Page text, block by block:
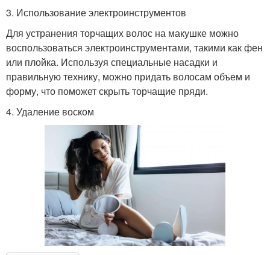
3. Использование электроинструментов
Для устранения торчащих волос на макушке можно
воспользоваться электроинструментами, такими как фен
или плойка. Используя специальные насадки и
правильную технику, можно придать волосам объем и
форму, что поможет скрыть торчащие пряди.
4. Удаление воском